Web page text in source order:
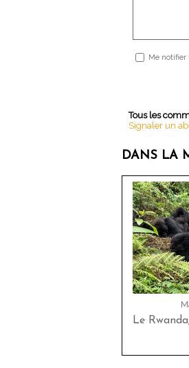
Me notifier
Tous les
Signaler un
DANS LA
Le